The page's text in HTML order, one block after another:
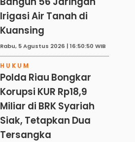
Irigasi Air Tanah di
Kuansing
Rabu, 5 Agustus 2026 | 16:50:50 WIB
HUKUM
Polda Riau Bongkar
Korupsi KUR Rp18,9
Miliar di BRK Syariah
Siak, Tetapkan Dua
Tersangka